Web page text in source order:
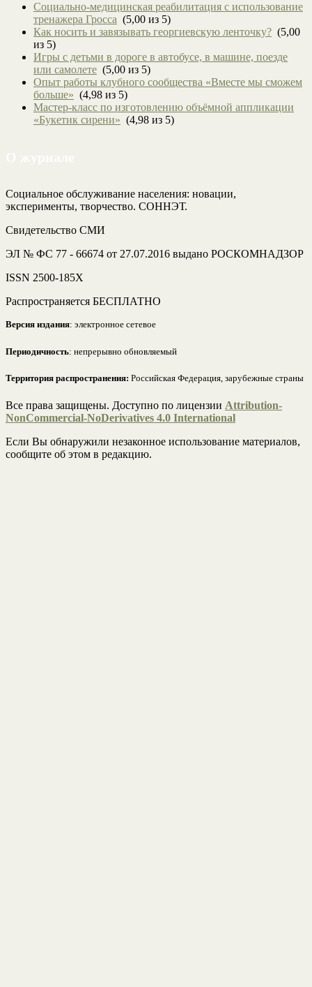
Социально-медицинская реабилитация с использование
тренажера Гросса (5,00 из 5)
Как носить и завязывать георгиевскую ленточку? (5,00
из 5)
Игры с детьми в дороге в автобусе, в машине, поезде
или самолете (5,00 из 5)
Опыт работы клубного сообщества «Вместе мы сможем
больше» (4,98 из 5)
Мастер-класс по изготовлению объёмной аппликации
«Букетик сирени» (4,98 из 5)
Социальное обслуживание населения: новации,
эксперименты, творчество. СОННЭТ.
Свидетельство СМИ
ЭЛ № ФС 77 - 66674 от 27.07.2016 выдано РОСКОМНАДЗОР
ISSN 2500-185Х
Распространяется БЕСПЛАТНО
Версия издания: электронное сетевое
Периодичность: непрерывно обновляемый
Территория распространения: Российская Федерация, зарубежные страны
Все права защищены. Доступно по лицензии Attribution-
NonCommercial-NoDerivatives 4.0 International
Если Вы обнаружили незаконное использование материалов,
сообщите об этом в редакцию.